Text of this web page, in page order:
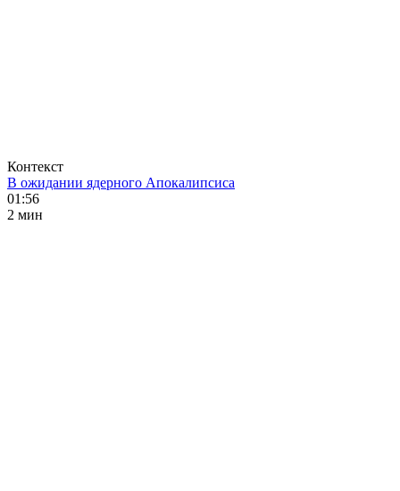
Контекст
В ожидании ядерного Апокалипсиса
01:56
2 мин